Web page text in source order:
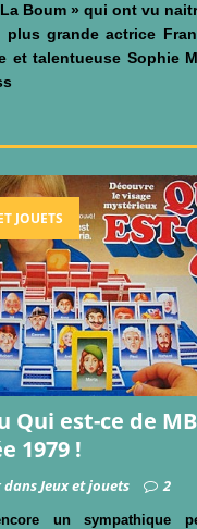
Boum » qui ont vu
plus grande actrice
et talentueuse Sophie
JOUETS
Qui est-ce de
1979 !
Jeux et jouets 2
un sympathique